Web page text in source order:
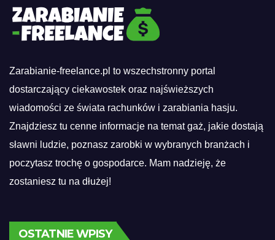
Zarabianie-freelance.pl to wszechstronny portal
dostarczający ciekawostek oraz najświeższych
wiadomości ze świata rachunków i zarabiania hasju.
Znajdziesz tu cenne informacje na temat gaż, jakie dostają
sławni ludzie, poznasz zarobki w wybranych branżach i
poczytasz trochę o gospodarce. Mam nadzieję, że
zostaniesz tu na dłużej!
OSTATNIE WPISY